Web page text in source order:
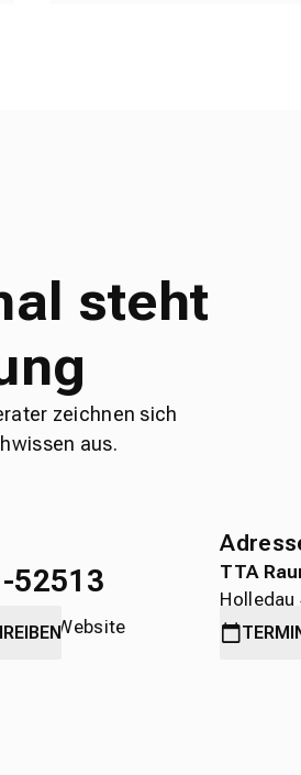
steht
zeichnen sich
aus.
52513
die Website
TTA
Holledau
89584